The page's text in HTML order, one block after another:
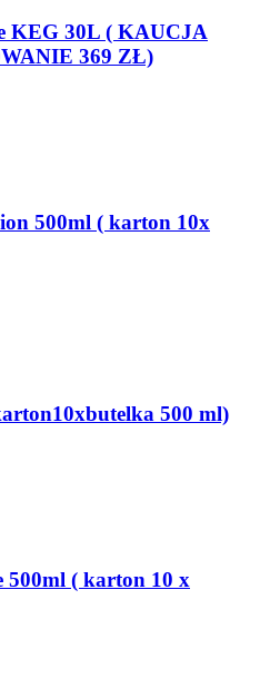
KEG 30L ( KAUCJA
369 ZŁ)
500ml ( karton 10x
500 ml)
( karton 10 x